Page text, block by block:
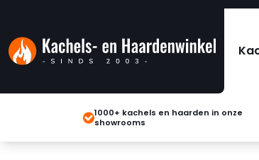
1000+ kachels en haarden in onze
showrooms